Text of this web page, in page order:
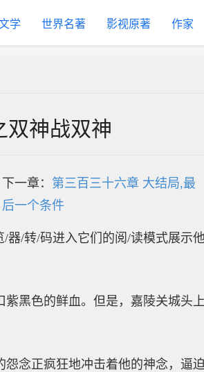
学 世界名著 影视原著 作家
神战双神
下一章： 第三百三十六章 大结局,最
后一个条件
器/转/码进入它们的阅/读模式展示
黑色的鲜血。但是，嘉陵关城头
念正疯狂地冲击着他的神念，逼